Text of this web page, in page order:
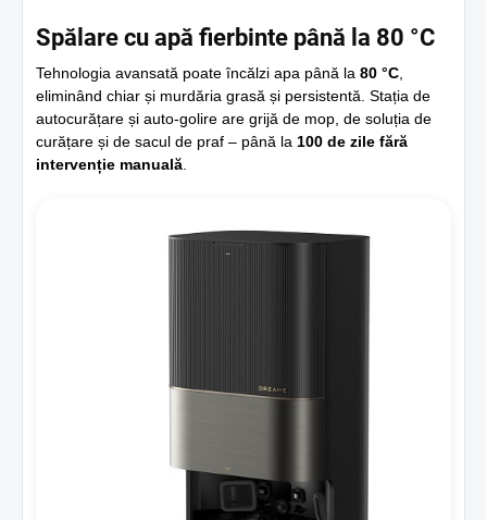
Spălare cu apă fierbinte până la 80 °C
Tehnologia avansată poate încălzi apa până la 80 °C
eliminând chiar și murdăria grasă și persistentă. Stația de
autocurățare și auto-golire are grijă de mop, de soluția de
curățare și de sacul de praf – până la 100 de zile fără
intervenție manuală